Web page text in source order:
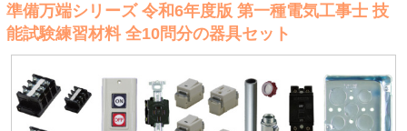
準備万端シリーズ 令和6年度版 第一種電気工事士 技
能試験練習材料 全10問分の器具セット